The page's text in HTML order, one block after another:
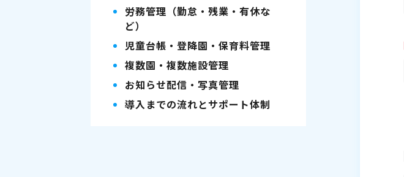
労務管理（勤怠・残業・有休な
ど）
児童台帳・登降園・保育料管理
複数園・複数施設管理
お知らせ配信・写真管理
導入までの流れとサポート体制